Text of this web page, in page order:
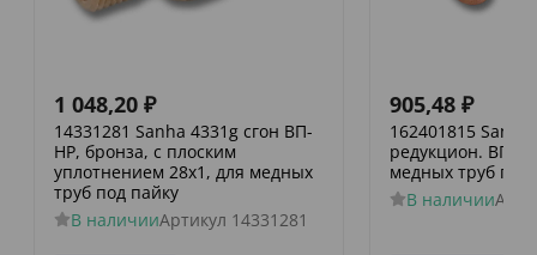
1 048,20 ₽
14331281 Sanha 4331g сгон ВП-
НР, бронза, с плоским
уплотнением 28x1, для медных
труб под пайку
В наличииАртикул 14331281
905,48 ₽
162401815
редукцион. ВПр-
медных труб
В наличии